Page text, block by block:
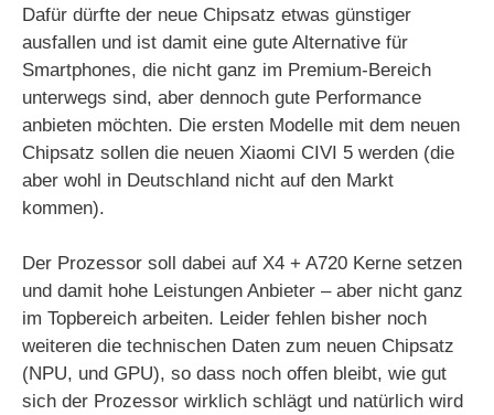
Dafür dürfte der neue Chipsatz etwas günstiger
ausfallen und ist damit eine gute Alternative für
Smartphones, die nicht ganz im Premium-Bereich
unterwegs sind, aber dennoch gute Performance
anbieten möchten. Die ersten Modelle mit dem neuen
Chipsatz sollen die neuen Xiaomi CIVI 5 werden (die
aber wohl in Deutschland nicht auf den Markt
kommen).
Der Prozessor soll dabei auf X4 + A720 Kerne setzen
und damit hohe Leistungen Anbieter – aber nicht ganz
im Topbereich arbeiten. Leider fehlen bisher noch
weiteren die technischen Daten zum neuen Chipsatz
(NPU, und GPU), so dass noch offen bleibt, wie gut
sich der Prozessor wirklich schlägt und natürlich wird